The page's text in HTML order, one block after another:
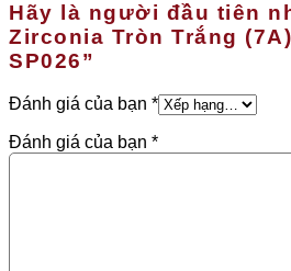
Hãy là người đầu tiên
Zirconia Tròn Trắng
SP026”
Đánh giá của bạn *
Đánh giá của bạn *